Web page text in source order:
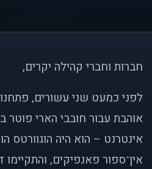
חברות וחברי קהילה יקרים,
אוהבת עבור חובבי הארי
אינטרנט – הוא היה הוגוורטס
אין־ספור פאנפיקים, והתקיימו